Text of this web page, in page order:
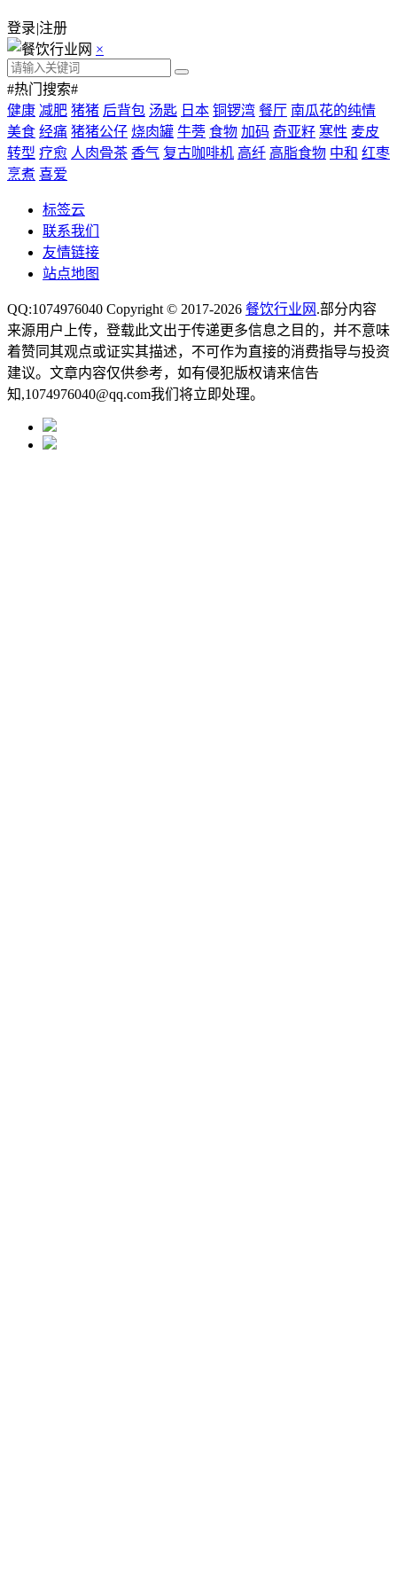
登录|注册
×
#热门搜索#
健康 减肥 猪猪 后背包 汤匙 日本 铜锣湾 餐厅 南瓜花的纯情
美食 经痛 猪猪公仔 烧肉罐 牛蒡 食物 加码 奇亚籽 寒性 麦皮
转型 疗愈 人肉骨茶 香气 复古咖啡机 高纤 高脂食物 中和 红枣
烹煮 喜爱
标签云
联系我们
友情链接
站点地图
QQ:1074976040 Copyright © 2017-2026 餐饮行业网 .部分内容
来源用户上传，登载此文出于传递更多信息之目的，并不意味
着赞同其观点或证实其描述，不可作为直接的消费指导与投资
建议。文章内容仅供参考，如有侵犯版权请来信告
知,1074976040@qq.com我们将立即处理。